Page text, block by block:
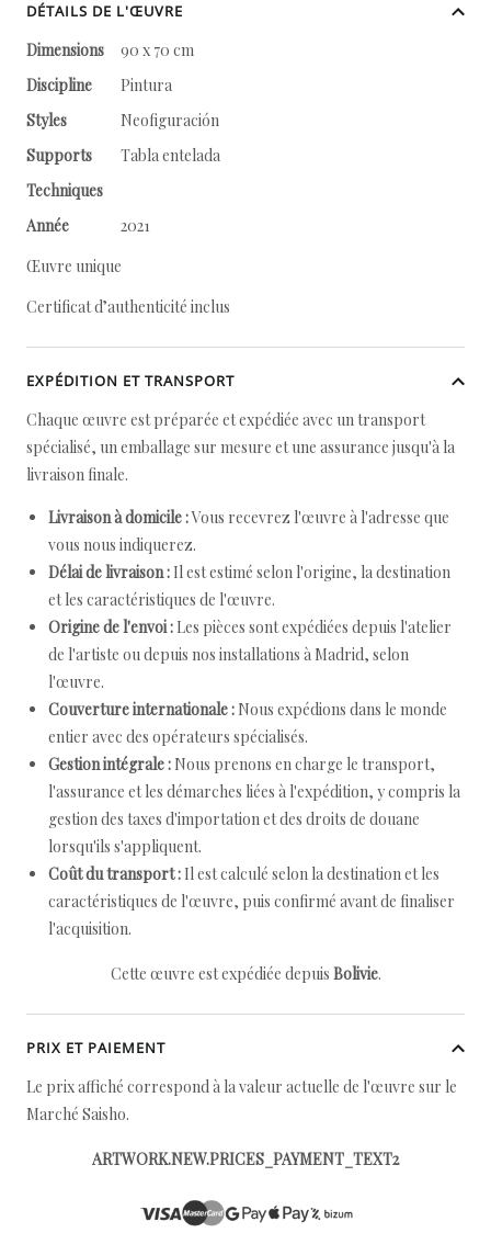
DÉTAILS DE L'ŒUVRE
Dimensions
90 x 70 cm
Discipline
Pintura
Styles
Neofiguración
Supports
Tabla entelada
Techniques
Année
2021
Œuvre unique
Certificat d’authenticité inclus
EXPÉDITION ET TRANSPORT
Chaque œuvre est préparée et expédiée avec un transport
spécialisé, un emballage sur mesure et une assurance jusqu'à la
livraison finale.
Livraison à domicile :Vous recevrez l'œuvre à l'adresse que
vous nous indiquerez.
Délai de livraison : Il est estimé selon l'origine, la destination
et les caractéristiques de l'œuvre.
Origine de l'envoi : Les pièces sont expédiées depuis l'atelier
de l'artiste ou depuis nos installations à Madrid, selon
l'œuvre.
Couverture internationale : Nous expédions dans le monde
entier avec des opérateurs spécialisés.
Gestion intégrale : Nous prenons en charge le transport,
l'assurance et les démarches liées à l'expédition, y compris la
gestion des taxes d'importation et des droits de douane
lorsqu'ils s'appliquent.
Coût du transport : Il est calculé selon la destination et les
caractéristiques de l'œuvre, puis confirmé avant de finaliser
l'acquisition.
Cette œuvre est expédiée depuis Bolivie.
PRIX ET PAIEMENT
Le prix affiché correspond à la valeur actuelle de l'œuvre sur le
Marché Saisho.
ARTWORK.NEW.PRICES_PAYMENT_TEXT2